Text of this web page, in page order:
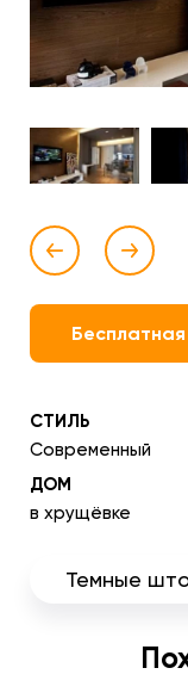
СТИЛЬ
Современный
ДОМ
в хрущёвке
Темные